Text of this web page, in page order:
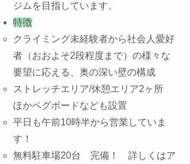
ジムを目指しています。
特徴
クライミング未経験者から社会人愛好
者（おおよそ2段程度まで）の様々な
要望に応える、奥の深い壁の構成
ストレッチエリア/休憩エリア2ヶ所
ほかペグボードなども設置
平日も午前10時半から営業していま
す！
無料駐車場20台 完備！ 詳しくはア